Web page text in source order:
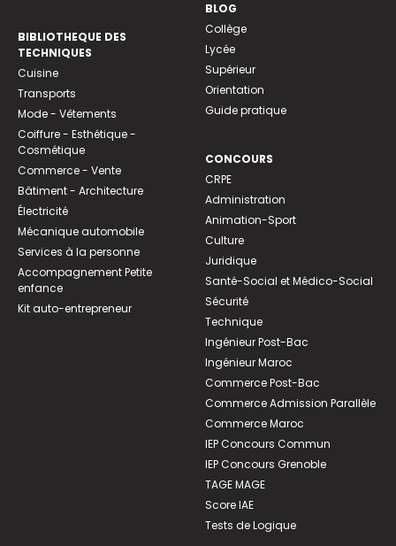
BIBLIOTHEQUE DES
TECHNIQUES
Cuisine
Transports
Mode - Vêtements
Coiffure - Esthétique -
Cosmétique
Commerce - Vente
Bâtiment - Architecture
Électricité
Mécanique automobile
Services à la personne
Accompagnement Petite
enfance
Kit auto-entrepreneur
BLOG
Collège
Lycée
Supérieur
Orientation
Guide pratique
CONCOURS
CRPE
Administration
Animation-Sport
Culture
Juridique
Santé-Social et Médico-Social
Sécurité
Technique
Ingénieur Post-Bac
Ingénieur Maroc
Commerce Post-Bac
Commerce Admission Parallèle
Commerce Maroc
IEP Concours Commun
IEP Concours Grenoble
TAGE MAGE
Score IAE
Tests de Logique